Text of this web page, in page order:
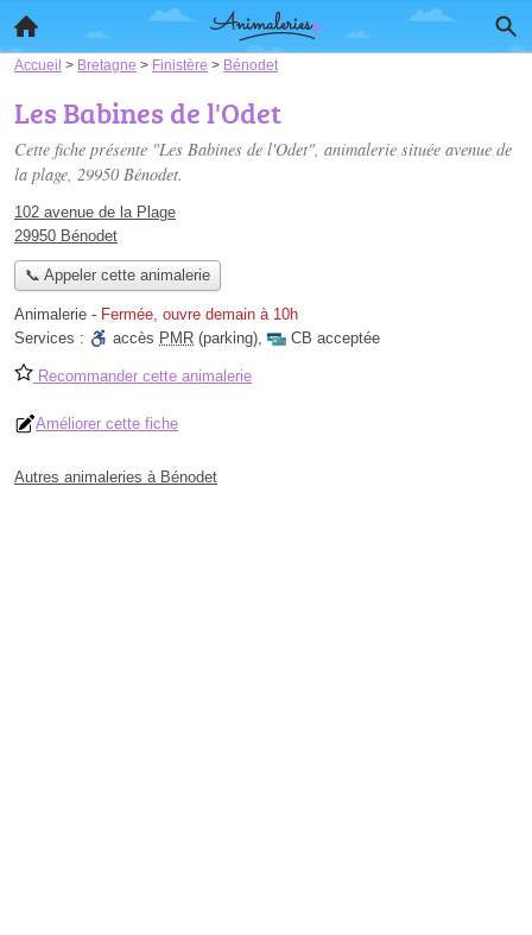
Accueil > Bretagne > Finistère > Bénodet
Les Babines de l'Odet
Cette fiche présente "Les Babines de l'Odet", animalerie située avenue de
la plage, 29950 Bénodet.
102 avenue de la Plage
29950 Bénodet
📞 Appeler cette animalerie
Animalerie - Fermée, ouvre demain à 10h
Services :
accès PMR (parking), CB acceptée
Recommander cette animalerie
Améliorer cette fiche
Autres animaleries à Bénodet